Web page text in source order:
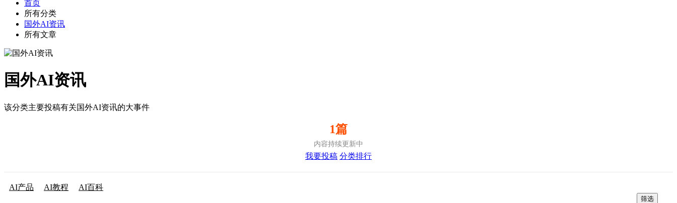
首页
所有分类
国外AI资讯
所有文章
国外AI资讯
该分类主要投稿有关国外AI资讯的大事件
1篇
内容持续更新中
我要投稿 分类排行
AI产品 AI教程 AI百科
筛选